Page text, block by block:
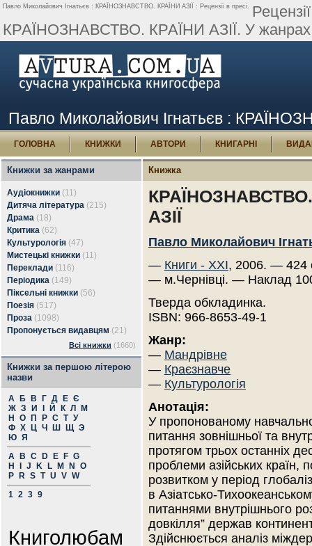
Павло Миколайович Ігнатьєв : КРАЇНОЗНАВСТВО. КРАЇНИ АЗІЇ : Рецензії в пресі.
КРАЇНОЗНАВСТВО. КРАЇНИ АЗІЇ. У жанрах
Павло Миколайович Ігнатьєв :
ГОЛОВНА КНИЖКИ АВТОРИ КНИГАРНІ
Книжки за жанрами
Аудіокнижки (11)
Дитяча література (215)
Драма (18)
Критика (62)
Культурологія (47)
Мистецькі книжки (11)
Переклади (116)
Періодика (149)
Піксельні книжки (56)
Поезія (517)
Проза (1098)
Пропонується видавцям (21)
Всі книжки (1660)
Книжки за першою літерою
назви
А Б В Г Д Е Є
Ж З И Й К Л
М
Н
О П Р С Т У
Ф Х Ц Ч Ш Щ Э
Ю Я
A
B C D E F G
H
J K L M N
O
P
R S T U V W
1 2 3 9
Книголюбам
Книжка
АЗІЇ
Павло Миколайович
— Книги - ХХІ, 2006. — 424
— м.Чернівці. — Наклад
Тверда обкладинка.
ISBN: 966-8653-49-1
Жанр:
— Мандрівне
— Краєзнавче
— Культурологія
Анотація:
У пропонованому
питання зовнішньої та
протягом трьох останніх
проблеми азійських країн,
розвитком у період
в Азіатсько-
питаннями внутрішнього
довкілля” держав
Здійснюється аналіз